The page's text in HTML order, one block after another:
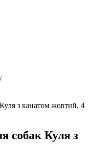
/
з канатом жовтий, 4
собак Куля з